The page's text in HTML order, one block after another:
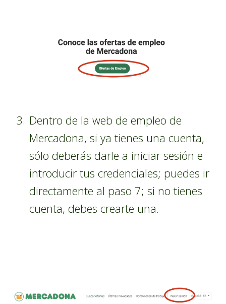
Dentro de la web de empleo de
Mercadona, si ya tienes una cuenta,
sólo deberás darle a iniciar sesión e
introducir tus credenciales; puedes ir
directamente al paso 7; si no tienes
cuenta, debes crearte una.